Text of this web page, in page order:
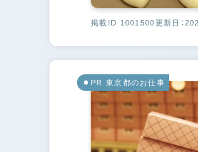
掲載ID 1001500更新日：
PR 東京都のお仕事